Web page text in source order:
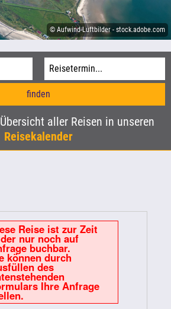
Kataloge
© xbrchx - stock.adobe.com
© Aufwind-Luftbilder - stock.adobe.com
© Donald - stock.adobe.com
© Sina Ettmer-stock.adobe.com
aller Reisen in unseren
Reisekalender